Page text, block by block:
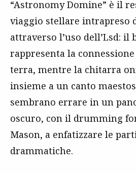
“Astronomy Domine” è il
viaggio stellare intrapreso
attraverso l’uso dell’Lsd: il
rappresenta la
terra, mentre la chitarra
insieme a un canto
sembrano errare in un
oscuro, con il drumming
Mason, a enfatizzare le
drammatiche.